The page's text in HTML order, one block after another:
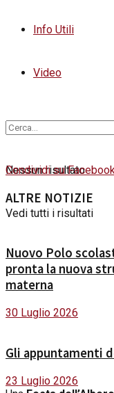
Info Utili
Video
Nessun risultato
Vedi tutti i risultati
Condividi su Facebook
ALTRE NOTIZIE
Nuovo Polo
pronta la nuova
materna
30 Luglio 2026
Gli appuntamenti
23 Luglio 2026